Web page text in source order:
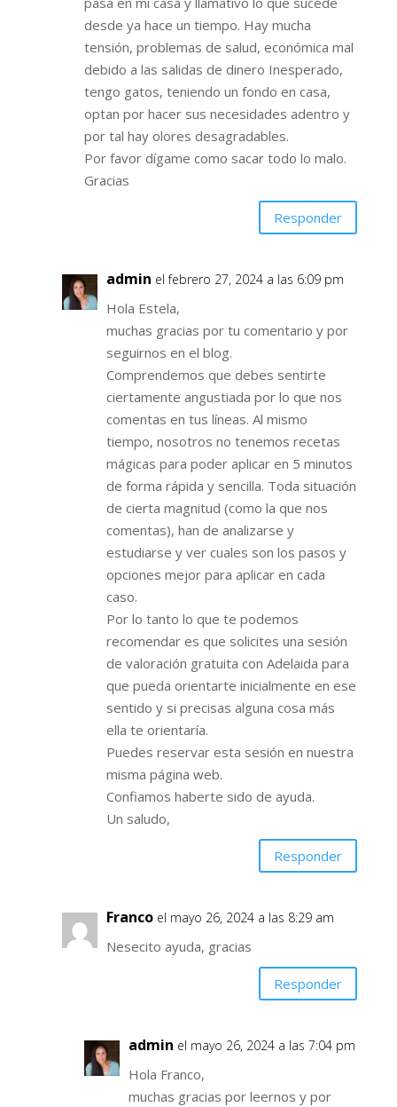
desde ya hace un tiempo. Hay mucha
tensión, problemas de salud, económica mal
debido a las salidas de dinero Inesperado,
tengo gatos, teniendo un fondo en casa,
optan por hacer sus necesidades adentro y
por tal hay olores desagradables.
Por favor dígame como sacar todo lo malo.
Gracias
Responder
admin el febrero 27, 2024 a las 6:09 pm
Hola Estela,
muchas gracias por tu comentario y por
seguirnos en el blog.
Comprendemos que debes sentirte
ciertamente angustiada por lo que nos
comentas en tus líneas. Al mismo
tiempo, nosotros no tenemos recetas
mágicas para poder aplicar en 5 minutos
de forma rápida y sencilla. Toda situación
de cierta magnitud (como la que nos
comentas), han de analizarse y
estudiarse y ver cuales son los pasos y
opciones mejor para aplicar en cada
caso.
Por lo tanto lo que te podemos
recomendar es que solicites una sesión
de valoración gratuita con Adelaida para
que pueda orientarte inicialmente en ese
sentido y si precisas alguna cosa más
ella te orientaría.
Puedes reservar esta sesión en nuestra
misma página web.
Confiamos haberte sido de ayuda.
Un saludo,
Responder
Franco el mayo 26, 2024 a las 8:29 am
Nesecito ayuda, gracias
Responder
admin el mayo 26, 2024 a las 7:04 pm
Hola Franco,
muchas gracias por leernos y por